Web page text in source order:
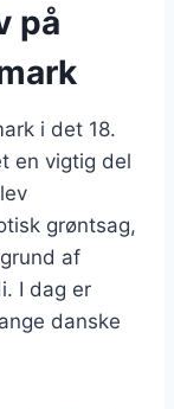
på
i det 18.
en vigtig del
grøntsag,
af
I dag er
danske